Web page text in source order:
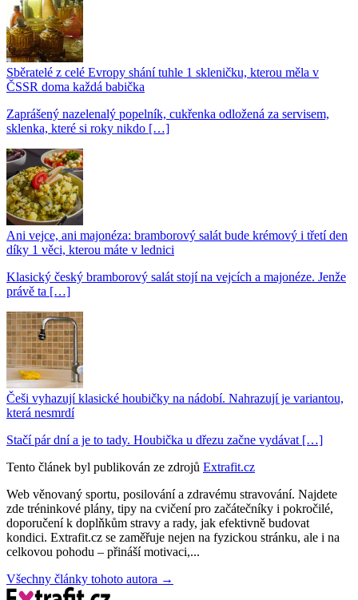
Sběratelé z celé Evropy shání tuhle 1 skleničku, kterou měla v
ČSSR doma každá babička
Zaprášený nazelenalý popelník, cukřenka odložená za servisem,
sklenka, které si roky nikdo […]
Ani vejce, ani majonéza: bramborový salát bude krémový i třetí den
díky 1 věci, kterou máte v lednici
Klasický český bramborový salát stojí na vejcích a majonéze. Jenže
právě ta […]
Češi vyhazují klasické houbičky na nádobí. Nahrazují je variantou,
která nesmrdí
Stačí pár dní a je to tady. Houbička u dřezu začne vydávat […]
Tento článek byl publikován ze zdrojů Extrafit.cz
Web věnovaný sportu, posilování a zdravému stravování. Najdete
zde tréninkové plány, tipy na cvičení pro začátečníky i pokročilé,
doporučení k doplňkům stravy a rady, jak efektivně budovat
kondici. Extrafit.cz se zaměřuje nejen na fyzickou stránku, ale i na
celkovou pohodu – přináší motivaci,...
Všechny články tohoto autora →